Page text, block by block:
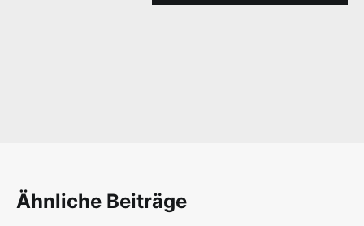
Ähnliche Beiträge